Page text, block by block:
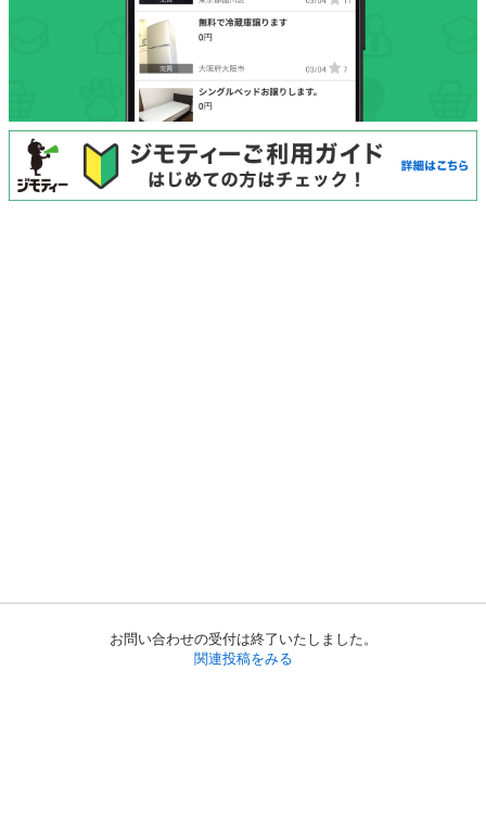
お問い合わせの受付は終了いたしました。
関連投稿をみる